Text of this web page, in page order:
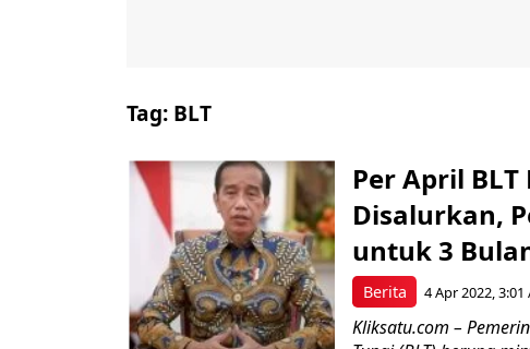
Tag: BLT
Berita
Per April
Disalurkan,
untuk 3
4 Apr 2022, 3:01
Kliksatu.com –